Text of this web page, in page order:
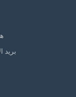
هاتف: 86-519-85105253
بريد